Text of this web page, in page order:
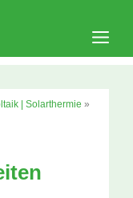
| Solarthermie »